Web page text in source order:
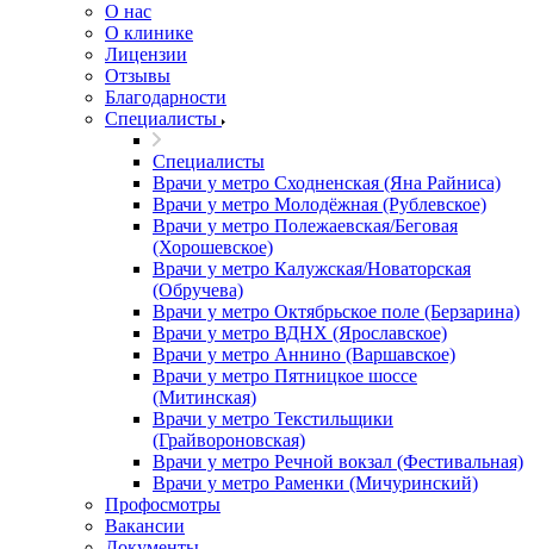
О нас
О клинике
Лицензии
Отзывы
Благодарности
Специалисты
Специалисты
Врачи у метро Сходненская (Яна Райниса)
Врачи у метро Молодёжная (Рублевское)
Врачи у метро Полежаевская/Беговая
(Хорошевское)
Врачи у метро Калужская/Новаторская
(Обручева)
Врачи у метро Октябрьское поле (Берзарина)
Врачи у метро ВДНХ (Ярославское)
Врачи у метро Аннино (Варшавское)
Врачи у метро Пятницкое шоссе
(Митинская)
Врачи у метро Текстильщики
(Грайвороновская)
Врачи у метро Речной вокзал (Фестивальная)
Врачи у метро Раменки (Мичуринский)
Профосмотры
Вакансии